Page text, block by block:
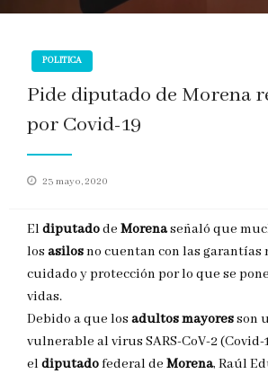
POLITICA
Pide diputado de Morena
por Covid-19
Publicado
23 mayo, 2020
Eldiputadode Morenaseñaló que
los asilosno cuentan con las garantías
cuidado y protección por lo que se
vidas.
Debido a que los adultos mayoresson
vulnerable al virus SARS-CoV-2 (Covid-
eldiputadofederal de Morena, Raúl